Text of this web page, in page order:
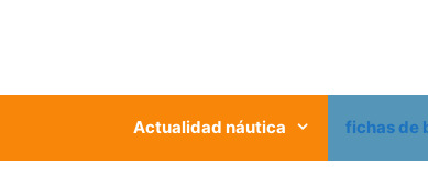
Actualidad náutica fichas de